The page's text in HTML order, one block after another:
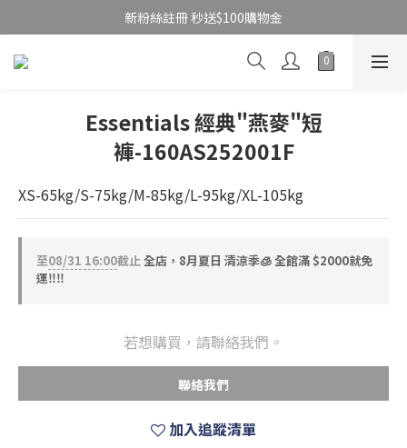
新粉絲註冊 秒送$100購物金
Essentials 經典"燕麥"短
褲-160AS252001F
XS-65kg/S-75kg/M-85kg/L-95kg/XL-105kg
至08/31 16:00截止全店，8月夏日 清涼季🧊 全館滿 $2000就免
運‼️‼️
若想購買，請聯絡我們。
聯絡我們
加入追蹤清單